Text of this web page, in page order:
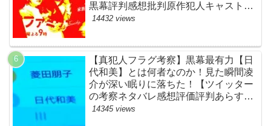
黒幕評判感想批判原作犯人キャスト脚
本あらすじ伏線まとめ】
14432 views
【真犯人フラグ考察】黒幕最有力【日
代和美】とは何者なのか！見た瞬間凌
介が深い眠りに落ちた！【ツイッター
の考察ネタバレ感想評価評判あらすじ
原作犯人キャスト黒幕伏線まとめ】
14345 views